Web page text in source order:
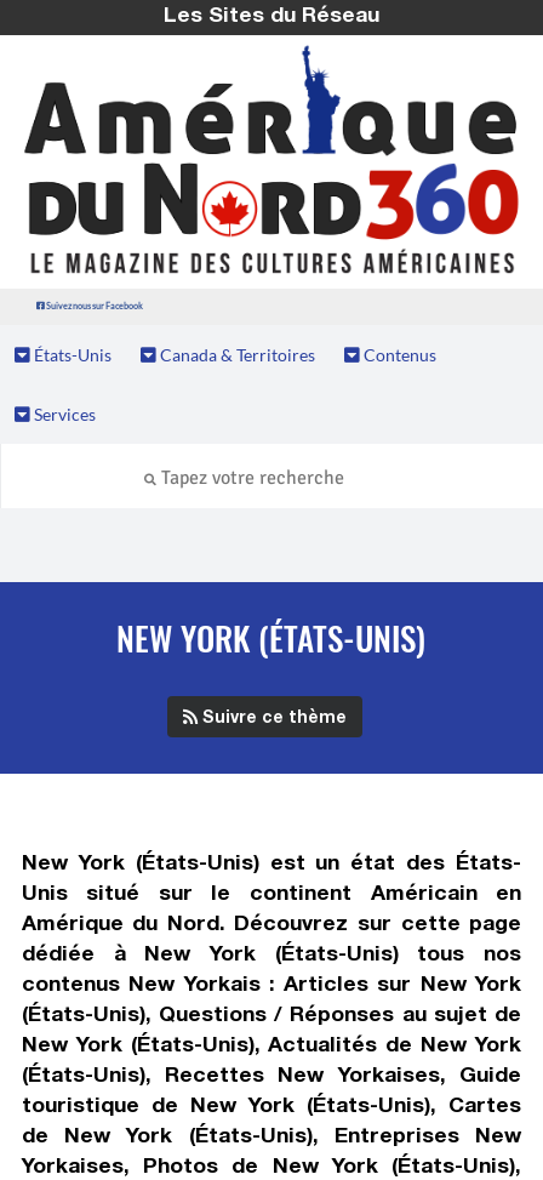
Les Sites du Réseau
Suivez nous sur Facebook
États-Unis Canada & Territoires Contenus
Services
NEW YORK (ÉTATS-UNIS)
Suivre ce thème
New York (États-Unis) est un état des États-
Unis situé sur le continent Américain en
Amérique du Nord. Découvrez sur cette page
dédiée à New York (États-Unis) tous nos
contenus New Yorkais : Articles sur New York
(États-Unis), Questions / Réponses au sujet de
New York (États-Unis), Actualités de New York
(États-Unis), Recettes New Yorkaises, Guide
touristique de New York (États-Unis), Cartes
de New York (États-Unis), Entreprises New
Yorkaises, Photos de New York (États-Unis),